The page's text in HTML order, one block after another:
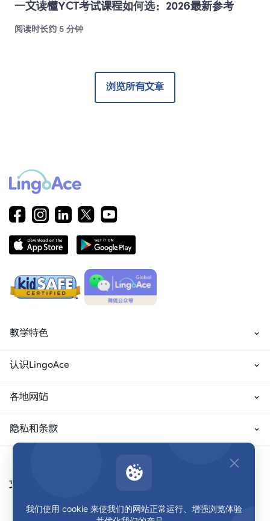
一文读懂YCT考试课程如何选：2026最新参考
阅读时长约 5 分钟
浏览所有文章
教学特色
认识LingoAce
各地网站
隐私和条款
支付方式
我们使用 cookie 来使我们的网站正常运行、增强浏览体验